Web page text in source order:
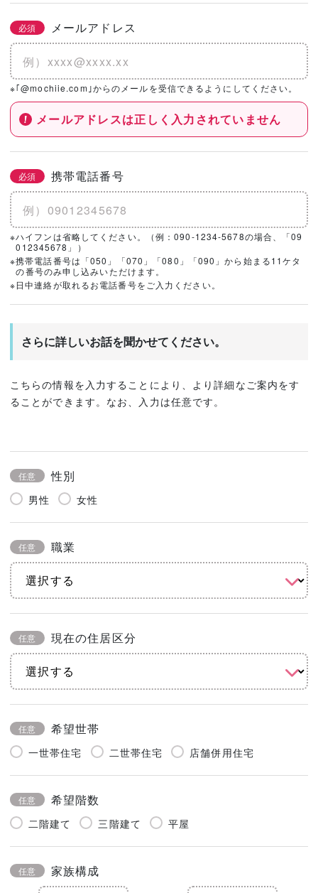
必須 メールアドレス
※｢@mochiie.com｣からのメールを受信できるようにしてください。
メールアドレスは正しく入力されていません
必須 携帯電話番号
※ハイフンは省略してください。（例：090-1234-5678の場合、「09
012345678」）
※携帯電話番号は「050」「070」「080」「090」から始まる11ケタ
の番号のみ申し込みいただけます。
※日中連絡が取れるお電話番号をご入力ください。
さらに詳しいお話を聞かせてください。
こちらの情報を入力することにより、より詳細なご案内をす
ることができます。なお、入力は任意です。
任意 性別
男性 女性
任意 職業
任意 現在の住居区分
任意 希望世帯
一世帯住宅 二世帯住宅 店舗併用住宅
任意 希望階数
二階建て 三階建て 平屋
任意 家族構成